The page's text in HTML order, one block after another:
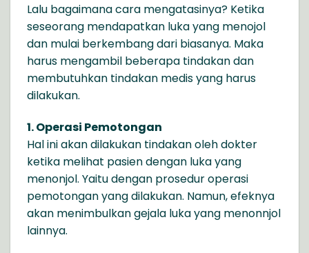
Lalu bagaimana cara mengatasinya? Ketika
seseorang mendapatkan luka yang menojol
dan mulai berkembang dari biasanya. Maka
harus mengambil beberapa tindakan dan
membutuhkan tindakan medis yang harus
dilakukan.
1. Operasi Pemotongan
Hal ini akan dilakukan tindakan oleh dokter
ketika melihat pasien dengan luka yang
menonjol. Yaitu dengan prosedur operasi
pemotongan yang dilakukan. Namun, efeknya
akan menimbulkan gejala luka yang menonnjol
lainnya.